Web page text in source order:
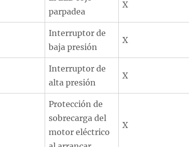
parpadea
X
Interruptor de
baja presión
X
Interruptor de
alta presión
X
Protección de
sobrecarga del
motor eléctrico
X